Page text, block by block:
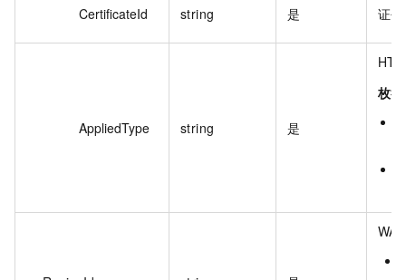
CertificateId string 是 证
AppliedType string 是
枚